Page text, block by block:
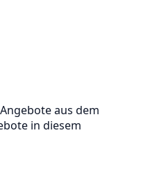
aus dem
in diesem